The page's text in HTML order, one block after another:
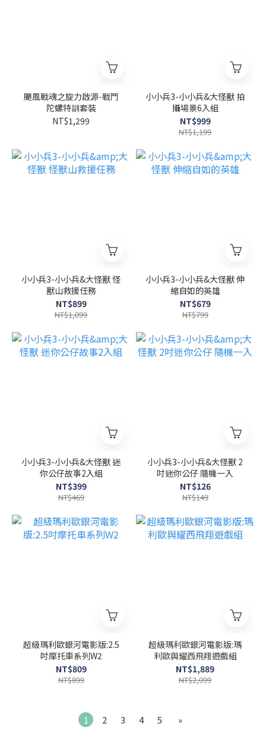
颶風戰魂之旋力啟源-戰鬥
陀螺特訓套裝
NT$1,299
小小兵3-小小兵&大怪獸 拍
攝場景6入組
NT$999
NT$1,199
小小兵3-小小兵&大怪獸 怪
獸山救援任務
NT$899
NT$1,099
小小兵3-小小兵&大怪獸 伸
縮自如的英雄
NT$679
NT$799
小小兵3-小小兵&大怪獸 迷
你公仔故事2入組
NT$399
NT$469
小小兵3-小小兵&大怪獸 2
吋迷你公仔 隨機一入
NT$126
NT$149
超級瑪利歐銀河電影版:2.5
吋摩托車系列W2
NT$809
NT$899
超級瑪利歐銀河電影版:瑪
利歐與耀西飛翔遊戲組
NT$1,889
NT$2,099
1 2 3 4 5 »